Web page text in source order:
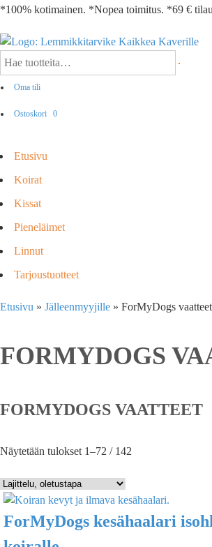
*100% kotimainen. *Nopea toimitus. *69 €
Oma tili
Ostoskori 0
Etusivu
Koirat
Kissat
Pieneläimet
Linnut
Tarjoustuotteet
Etusivu » Jälleenmyyjille » ForMyDogs vaatteet
FORMYDOGS
FORMYDOGS VAATTEET
Näytetään tulokset 1–72 / 142
ForMyDogs kesähaalari